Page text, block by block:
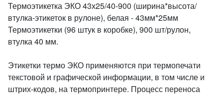
Термоэтикетка ЭКО 43х25/40-900 (ширина*высота/
втулка-этикеток в рулоне), белая - 43мм*25мм
Термоэтикетки (96 штук в коробке), 900 шт/рулон,
втулка 40 мм.
Этикетки термо ЭКО применяются при термопечати
текстовой и графической информации, в том числе и
штрих-кодов, на термопринтере. Процесс переноса